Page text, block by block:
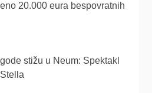
20.000 eura bespovratnih
stižu u Neum: Spektakl